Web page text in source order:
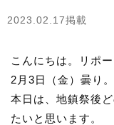
2023.02.17掲載
こんにちは。リポ
2月3日（金）曇り。
本日は、地鎮祭後
たいと思います。